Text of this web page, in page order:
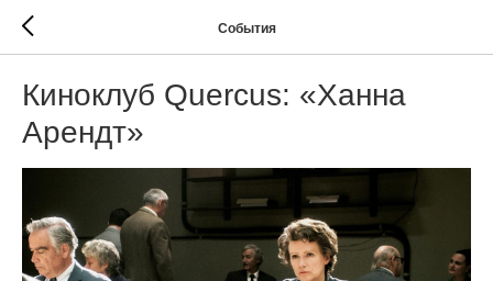
События
Киноклуб Quercus: «Ханна
Арендт»